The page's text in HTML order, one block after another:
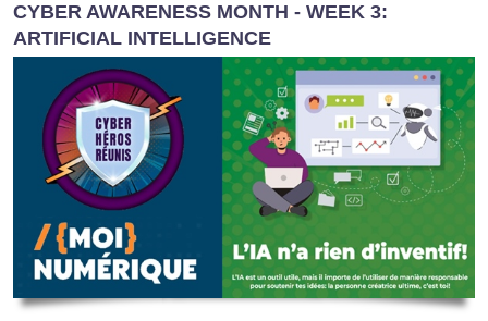
CYBER AWARENESS MONTH - WEEK 3:
ARTIFICIAL INTELLIGENCE